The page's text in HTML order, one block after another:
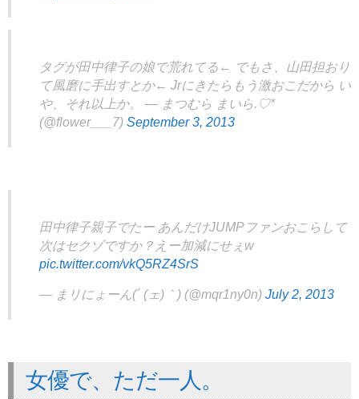
タグが田中律子の娘で荒れてる← でもさ、山田担おり
て風磨に手出すとか← Jrにきたらもう激おこだから い
や、それ以上か。 — まつむら まいら.♡*
(@flower___7) September 3, 2013
田中律子親子でたー あんだけJUMPファンおこらして
次はセクゾですか？えー加減にせぇw
pic.twitter.com/vkQ5RZ4SrS
— まリにょーん(´ (ェ)｀) (@mqr1ny0n) July 2, 2013
女優で、ただ一人。